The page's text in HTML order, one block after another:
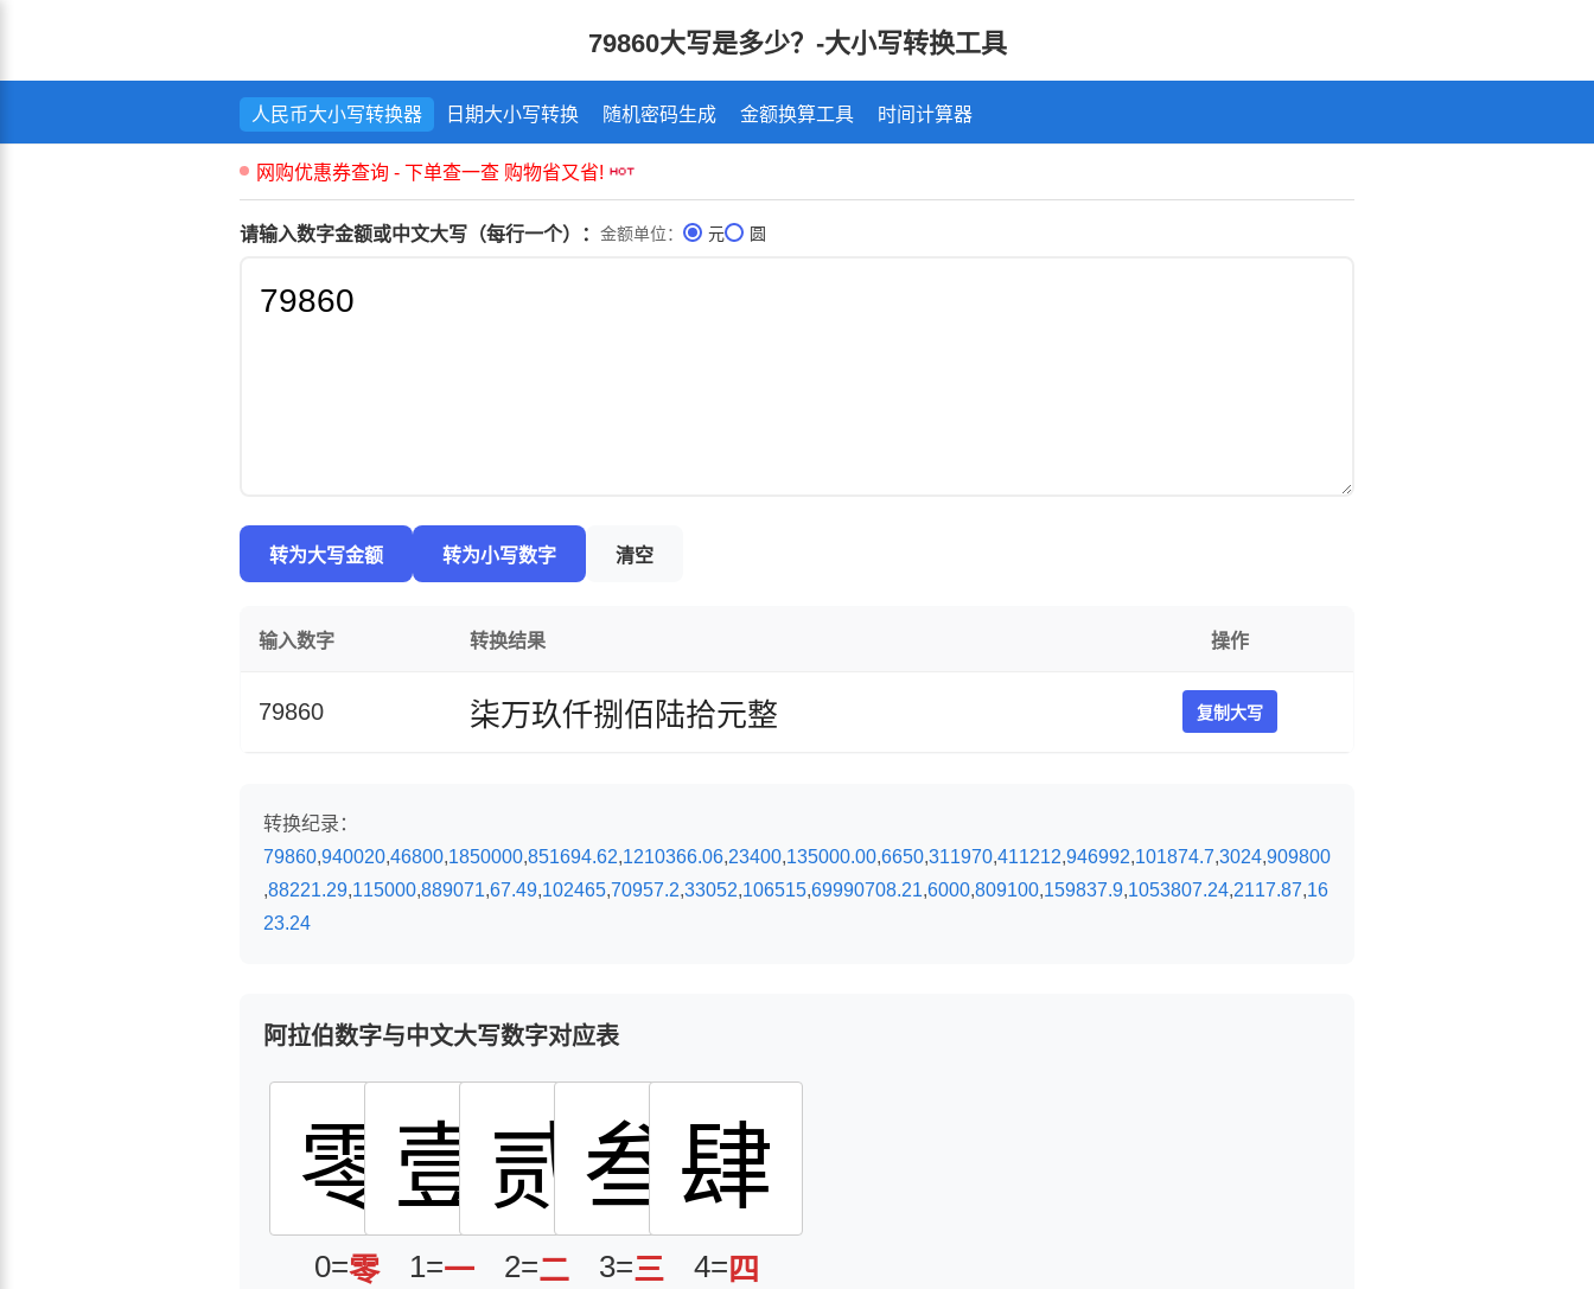
79860大写是多少？-大小写转换工具
人民币大小写转换器 日期大小写转换 随机密码生成 金额换算工具 时间计算器
请输入数字金额或中文大写（每行一个）： 金额单位： 元 圆
转为大写金额 转为小写数字 清空
输入数字 转换结果 操作
79860 柒万玖仟捌佰陆拾元整 复制大写
转换纪录：
79860,940020,46800,1850000,851694.62,1210366.06,23400,135000.00,6650,311970,411212,946992,101874.7,3024,909800
,88221.29,115000,889071,67.49,102465,70957.2,33052,106515,69990708.21,6000,809100,159837.9,1053807.24,2117.87,16
23.24
阿拉伯数字与中文大写数字对应表
零
0=零
壹
1=一
贰
2=二
叁
3=三
肆
4= 四